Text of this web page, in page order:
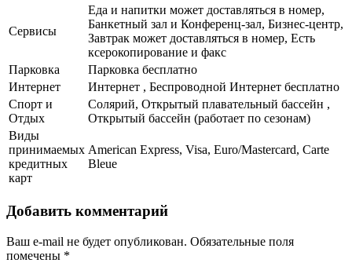
Сервисы
Еда и напитки может доставляться в номер,
Банкетный зал и Конференц-зал, Бизнес-центр,
Завтрак может доставляться в номер, Есть
ксерокопирование и факс
Парковка
Парковка бесплатно
Интернет
Интернет , Беспроводной Интернет бесплатно
Спорт и
Отдых
Солярий, Открытый плавательный бассейн ,
Открытый бассейн (работает по сезонам)
Виды
принимаемых
кредитных
карт
American Express, Visa, Euro/Mastercard, Carte
Bleue
Добавить комментарий
Ваш e-mail не будет опубликован. Обязательные поля
помечены *